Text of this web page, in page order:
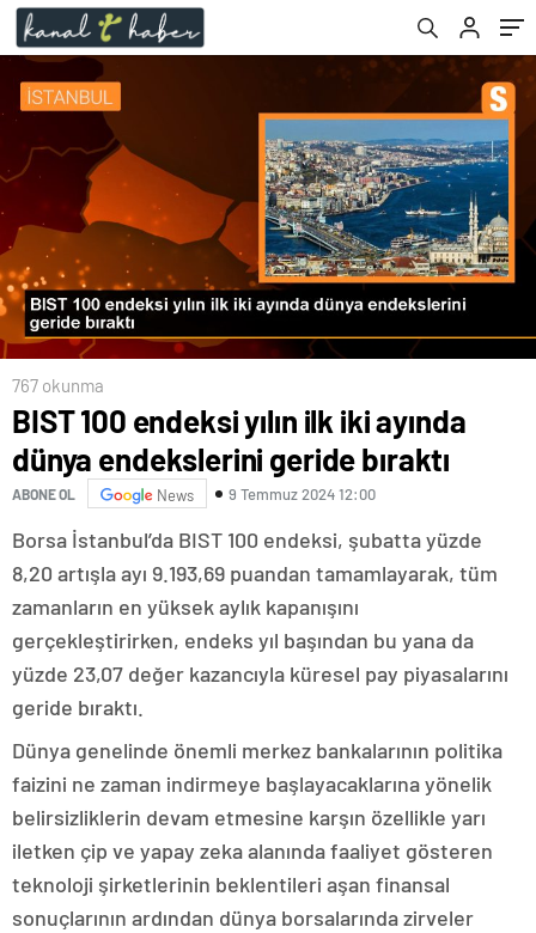
767 okunma
BIST 100 endeksi yılın ilk iki ayında
dünya endekslerini geride bıraktı
ABONE OL News 9 Temmuz 2024 12:00
Borsa İstanbul’da BIST 100 endeksi, şubatta yüzde
8,20 artışla ayı 9.193,69 puandan tamamlayarak, tüm
zamanların en yüksek aylık kapanışını
gerçekleştirirken, endeks yıl başından bu yana da
yüzde 23,07 değer kazancıyla küresel pay piyasalarını
geride bıraktı.
Dünya genelinde önemli merkez bankalarının politika
faizini ne zaman indirmeye başlayacaklarına yönelik
belirsizliklerin devam etmesine karşın özellikle yarı
iletken çip ve yapay zeka alanında faaliyet gösteren
teknoloji şirketlerinin beklentileri aşan finansal
sonuçlarının ardından dünya borsalarında zirveler